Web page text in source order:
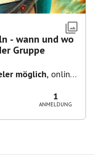
- wann und wo
Gruppe
möglich, online
1
ANMELDUNG